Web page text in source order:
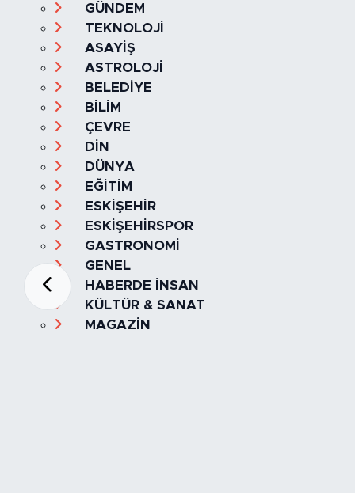
GÜNDEM
TEKNOLOJİ
ASAYİŞ
ASTROLOJİ
BELEDİYE
BİLİM
ÇEVRE
DİN
DÜNYA
EĞİTİM
ESKİŞEHİR
ESKİŞEHİRSPOR
GASTRONOMİ
GENEL
HABERDE İNSAN
KÜLTÜR & SANAT
MAGAZİN